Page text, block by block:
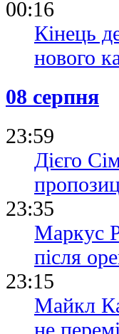
00:16
Кінець
нового
08 серпня
23:59
Дієго
23:35
Маркус
після
23:15
Майкл